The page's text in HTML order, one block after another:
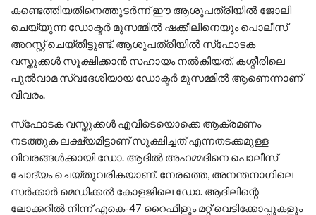
കണ്ടെത്തിയതിനെത്തുടര്‍ന്ന് ഈ ആശുപത്രിയില്‍ ജോലി
ചെയ്യുന്ന ഡോക്ടര്‍ മുസമ്മില്‍ ഷക്കീലിനെയും പൊലീസ്
അറസ്റ്റ് ചെയ്തിട്ടുണ്ട്. ആശുപത്രിയില്‍ സ്‌ഫോടക
വസ്തുക്കള്‍ സൂക്ഷിക്കാന്‍ സഹായം നല്‍കിയത്, കശ്മീരിലെ
പുല്‍വാമ സ്വദേശിയായ ഡോക്ടര്‍ മുസമ്മില്‍ ആണെന്നാണ്
വിവരം.
സ്‌ഫോടക വസ്തുക്കള്‍ എവിടെയൊക്കെ ആക്രമണം
നടത്തുക ലക്ഷ്യമിട്ടാണ് സൂക്ഷിച്ചത് എന്നതടക്കമുള്ള
വിവരങ്ങള്‍ക്കായി ഡോ. ആദില്‍ അഹമ്മദിനെ പൊലീസ്
ചോദ്യം ചെയ്തുവരികയാണ്. നേരത്തെ, അനന്തനാഗിലെ
സര്‍ക്കാര്‍ മെഡിക്കല്‍ കോളജിലെ ഡോ. ആദിലിന്റെ
ലോക്കറില്‍ നിന്ന് എകെ-47 റൈഫിളും മറ്റ് വെടിക്കോപ്പുകളും